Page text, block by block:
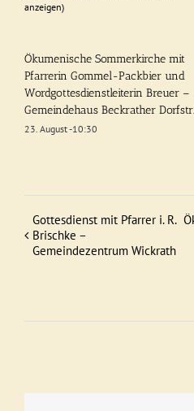
anzeigen)
Ökumenische Sommerkirche mit
Pfarrerin Gommel-Packbier und
Wordgottesdienstleiterin Breuer –
Gemeindehaus Beckrather
23. August -10:30
Veranstaltung
Navigation
Gottesdienst mit Pfarrer i. R.
Brischke –
Gemeindezentrum Wickrath